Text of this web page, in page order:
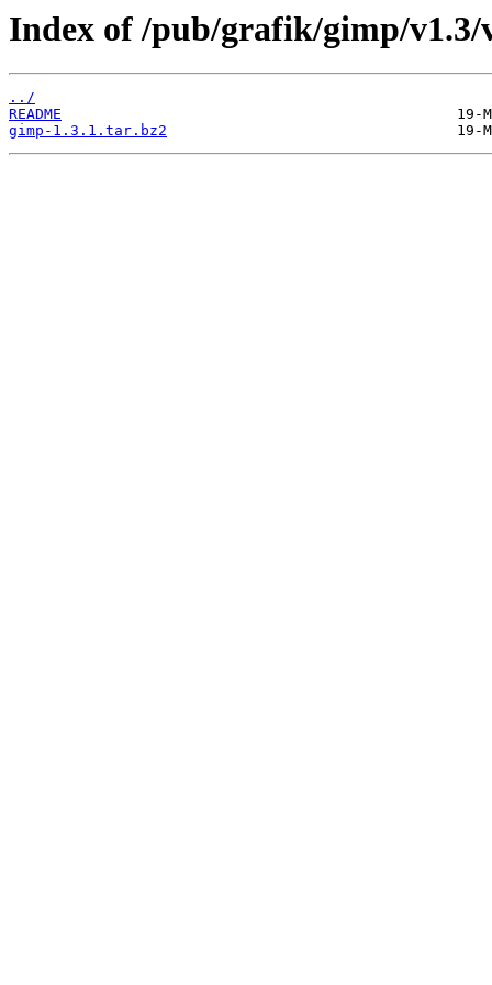
Index of /pub/grafik/gimp/v1.3/
../
README
gimp-1.3.1.tar.bz2